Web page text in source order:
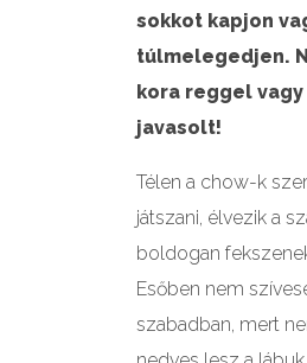
sokkot kapjon
túlmelegedjen.
kora reggel
javasolt!
Télen a chow-k
játszani, élvezik a
boldogan
Esőben nem
szabadban, mert